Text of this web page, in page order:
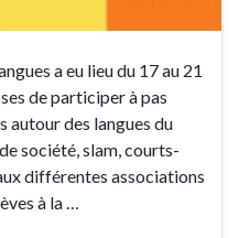
a eu lieu du 17 au 21
de participer à pas
autour des langues du
société, slam, courts-
différentes associations
à la …